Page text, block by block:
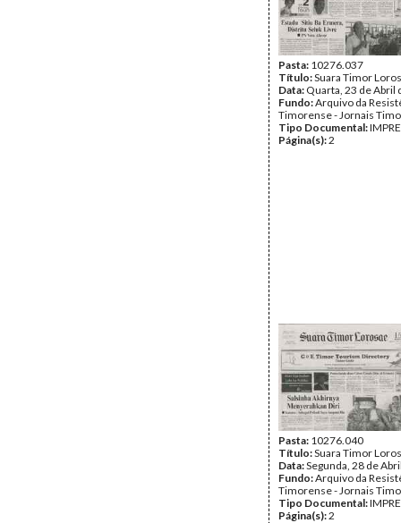
Pasta: 10276.037
Título:Suara Timor
Data: Quarta, 23 de Abril
Fundo:Arquivo da
Timorense - Jornais
Tipo Documental:
Página(s):2
Pasta: 10276.040
Título:Suara Timor
Data:Segunda, 28 de
Fundo:Arquivo da
Timorense - Jornais
Tipo Documental:
Página(s):2